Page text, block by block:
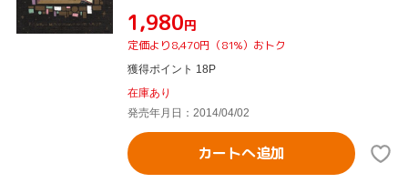
¥1,980円
定価より8,470円（81%）おトク
獲得ポイント 18P
在庫あり
発売年月日：2014/04/02
カートへ追加